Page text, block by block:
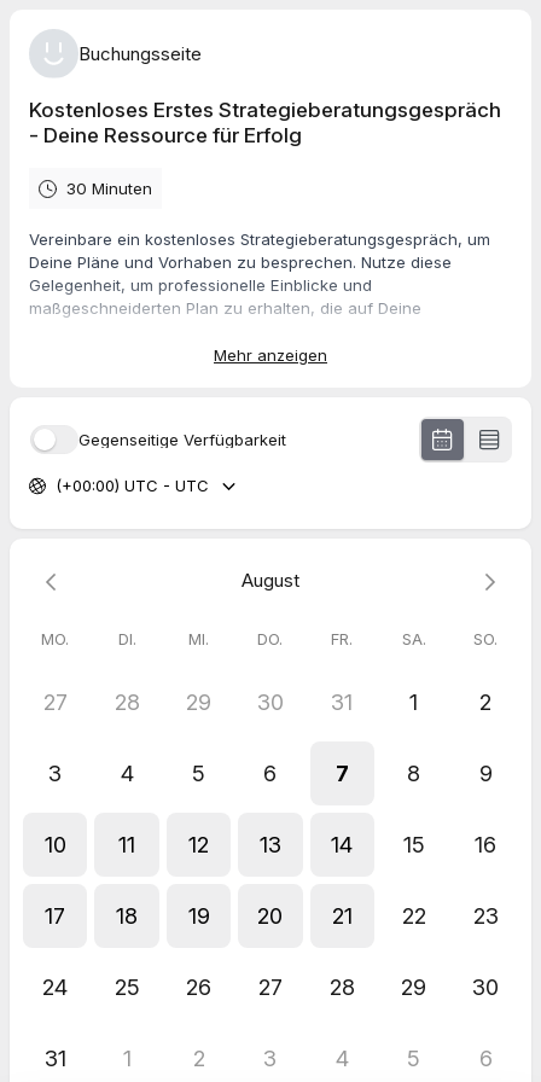
Buchungsseite
Kostenloses Erstes Strategieberatungsgespräch
- Deine Ressource für Erfolg
30 Minuten
Vereinbare ein kostenloses Strategieberatungsgespräch, um
Deine Pläne und Vorhaben zu besprechen. Nutze diese
Gelegenheit, um professionelle Einblicke und
maßgeschneiderten Plan zu erhalten, die auf Deine
Mehr anzeigen
Gegenseitige Verfügbarkeit
(+00:00) UTC - UTC
August
MO. DI. MI. DO. FR. SA. SO.
27 28 29 30 31 1 2
3 4 5 6 7 8 9
10 11 12 13 14 15 16
17 18 19 20 21 22 23
24 25 26 27 28 29 30
31 1 2 3 4 5 6